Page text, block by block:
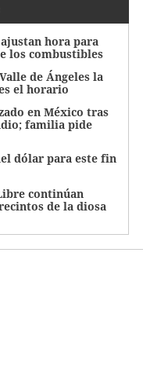
ajustan hora para
los combustibles
de Ángeles la
el horario
en México tras
familia pide
dólar para este fin
continúan
de la diosa